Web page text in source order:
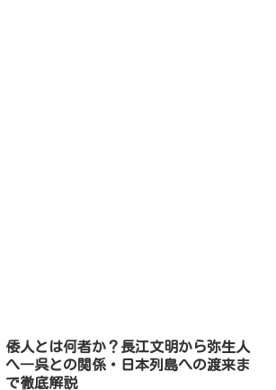
倭人とは何者か？長江文明から弥生人
へ―呉との関係・日本列島への渡来ま
で徹底解説